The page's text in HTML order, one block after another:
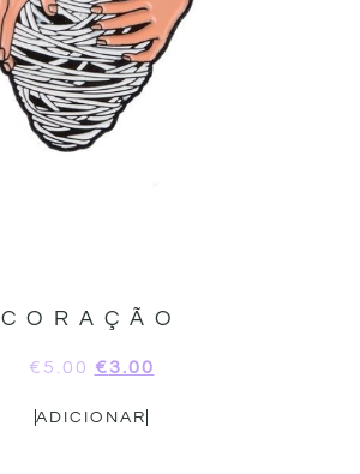
CORAÇÃO
€ 5.00 €3.00
ADICIONAR